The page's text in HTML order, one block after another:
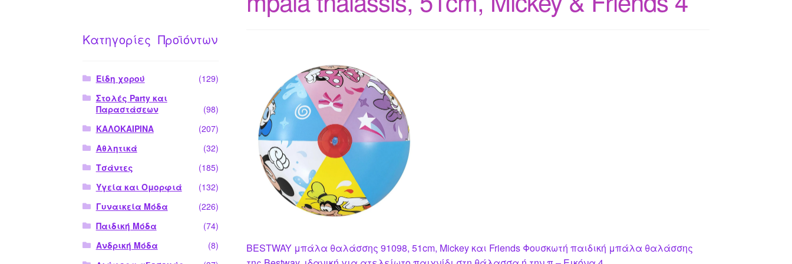
BESTWAY μπάλα θαλάσσης 91098, 51cm, Mickey και Friends Φουσκωτή παιδική μπάλα θαλάσσης
Κατηγορίες Προϊόντων
Είδη χορού
(129)
Στολές Party και
Παραστάσεων
(98)
ΚΑΛΟΚΑΙΡΙΝΑ
(207)
Αθλητικά
(32)
Τσάντες
(185)
Υγεία και Ομορφιά
(132)
Γυναικεία Μόδα
(226)
Παιδική Μόδα
(74)
Ανδρική Μόδα
(8)